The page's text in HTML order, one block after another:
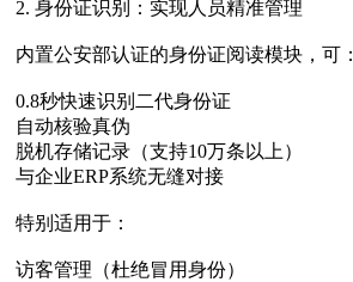
2. 身份证识别：实现人员精准管理
内置公安部认证的身份证阅读模块，可：
0.8秒快速识别二代身份证
自动核验真伪
脱机存储记录（支持10万条以上）
与企业ERP系统无缝对接
特别适用于：
访客管理（杜绝冒用身份）